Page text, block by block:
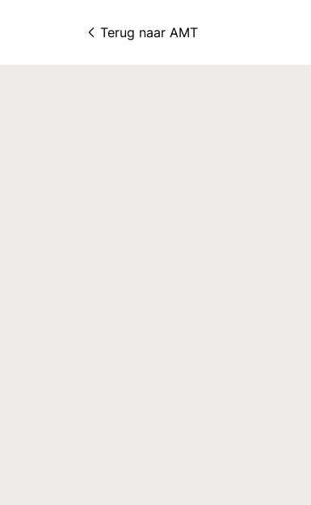
Terug naar AMT